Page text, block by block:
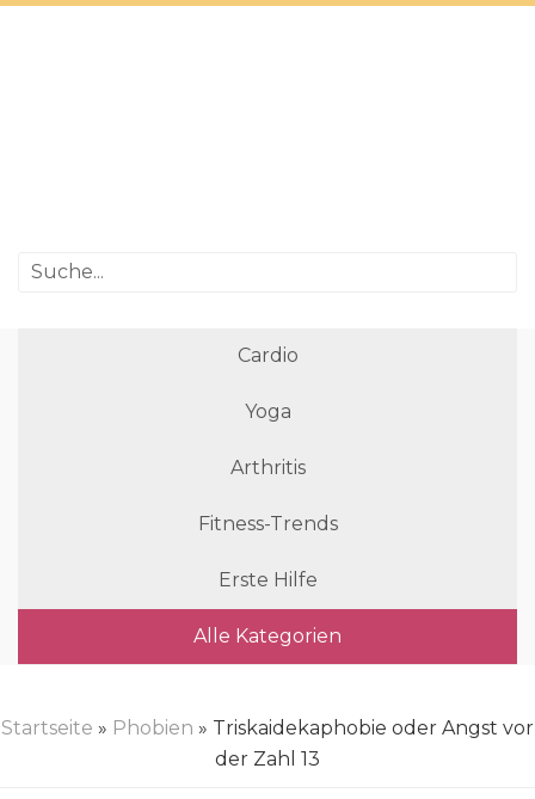
Cardio
Yoga
Arthritis
Fitness-Trends
Erste Hilfe
Alle Kategorien
Startseite » Phobien » Triskaidekaphobie oder Angst vor
der Zahl 13